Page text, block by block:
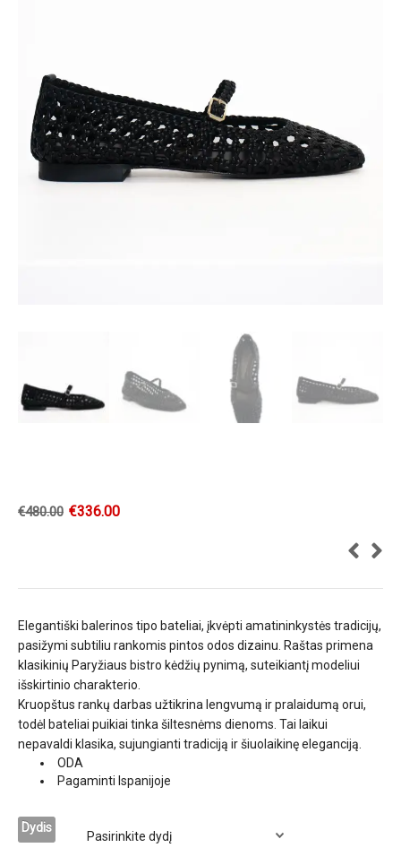
€480.00 €336.00
Elegantiški balerinos tipo bateliai, įkvėpti amatininkystės tradicijų,
pasižymi subtiliu rankomis pintos odos dizainu. Raštas primena
klasikinių Paryžiaus bistro kėdžių pynimą, suteikiantį modeliui
išskirtinio charakterio.
Kruopštus rankų darbas užtikrina lengvumą ir pralaidumą orui,
todėl bateliai puikiai tinka šiltesnėms dienoms. Tai laikui
nepavaldi klasika, sujungianti tradiciją ir šiuolaikinę eleganciją.
ODA
Pagaminti Ispanijoje
Dydis